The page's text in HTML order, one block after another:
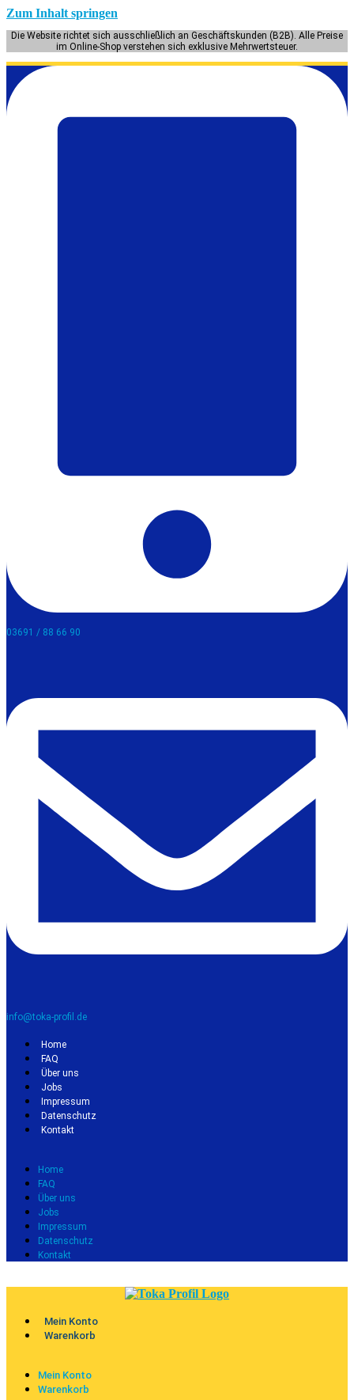
Zum Inhalt springen
Die Website richtet sich ausschließlich an Geschäftskunden (B2B). Alle Preise
im Online-Shop verstehen sich exklusive Mehrwertsteuer.
03691 / 88 66 90​
info@toka-profil.de
Home
FAQ
Über uns
Jobs
Impressum
Datenschutz
Kontakt
Home
FAQ
Über uns
Jobs
Impressum
Datenschutz
Kontakt
Mein Konto
Warenkorb
Mein Konto
Warenkorb